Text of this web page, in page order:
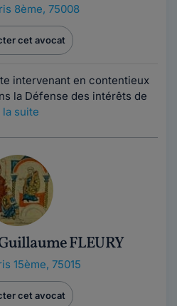
8ème, 75008
cet avocat
intervenant en contentieux
la Défense des intérêts de
la suite
FLEURY
15ème, 75015
cet avocat